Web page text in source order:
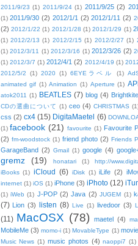
2011/9/23 (1) 2011/9/24 (1) 2011/9/25 (2)
(1) 2011/9/30 (2) 2012/1/1 (2) 2012/1/11 (2)
(2) 2012/1/22 (1) 2012/1/28 (1) 2012/1/29 (1)
(1) 2012/2/13 (1) 2012/2/15 (1) 2012/2/27 (1)
(1) 2012/3/11 (1) 2012/3/16 (1) 2012/3/26 (2)
(1) 2012/3/7 (1) 2012/4/1 (2) 2012/4/19 (1)
2012/5/2
(1) 2020 (1) 6EYEラベル (1)
animated gif (1) Animation (1) Aperture (1)
atok2011 (1) BEATLES (7) blog (4) Brightkite
CDの選曲について (1) ceo (4) CHRISTMAS
css (2) cx4 (15) DigitaMaetel (6)
(1) facebook (21) favourite (1) Favourite
(2) fm-woodstock (1) friend photo (2) Friends
GarageBand (2) Gmail (1) google (4)
gremz (19) honatari (1) http://
iBooks (1) iCloud (6) iDisk (1) iLife (2)
internet (1) iOS (1) iPhone (3) iPhoto (12)
(1) iWeb (1) J-POP (2) Java (2) JUGEM (1)
(7) Lion (3) listen (8) Live (1) livedoor (3)
(11) MacOSX (78) maetel (4)
MobileMe (3) momo-i (1) MovableType (1) movie
Music News (1) music photos (4) naoppi7 (1)